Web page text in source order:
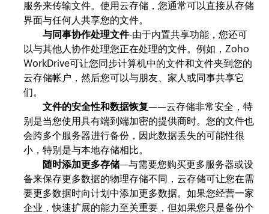
服务来传输文件。使用云存储，您通常可以直接从存储
界面与任何人共享您的文件。
与同事协作处理文件-由于内置共享功能，您还可
以与其他人协作处理您正在处理的文件。例如，Zoho
WorkDrive可让您同步计算机中的文件和文件夹到您的
云存储帐户，然后您可以与朋友、家人或同事共享它
们。
文件的安全性和数据恢复——云存储非常安全，特
别是当您使用具有端到端加密的提供商时。您的文件也
会跨多个服务器进行备份，因此数据丢失的可能性很
小，特别是与本地存储相比。
随时添加更多存储—与需要您购买更多服务器或设
备来保存更多数据的物理存储不同，云存储可让您在需
要更多数据时向计划中添加更多数据。如果您经营一家
企业，快速扩展的能力至关重要，但如果您只是备份个